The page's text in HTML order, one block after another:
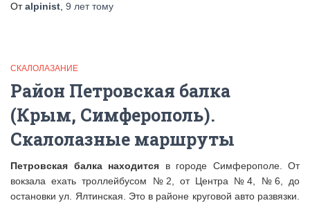
Отalpinist, 9 леттому
СКАЛОЛАЗАНИЕ
Район Петровская балка
(Крым, Симферополь).
Скалолазные маршруты
Петровская балка находится в городе Симферополе. От
вокзала ехать троллейбусом №2, от Центра №4, №6, до
остановки ул. Ялтинская. Это в районе круговой авто развязки.